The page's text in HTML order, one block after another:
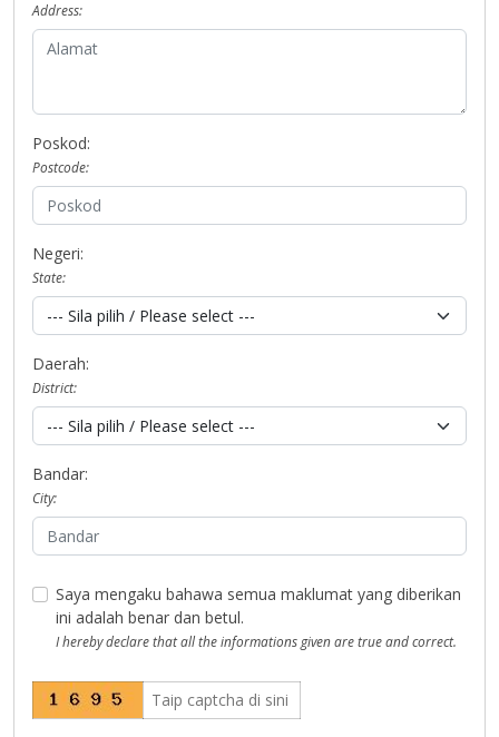
Address:
Poskod:
Postcode:
Negeri:
State:
Daerah:
District:
Bandar:
City:
Saya mengaku bahawa semua maklumat yang diberikan
ini adalah benar dan betul.
I hereby declare that all the informations given are true and correct.